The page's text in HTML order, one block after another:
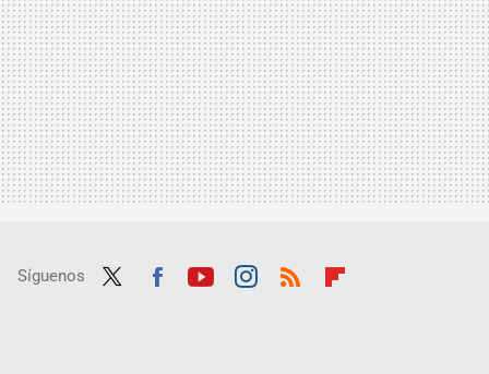
Síguenos